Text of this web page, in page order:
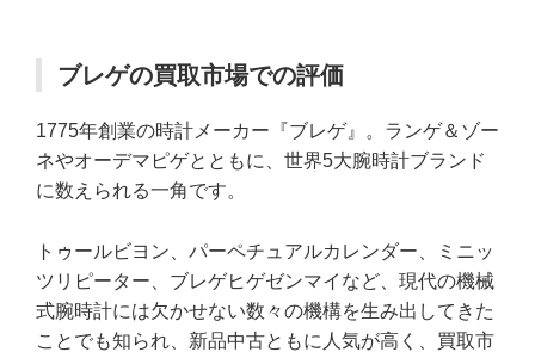
ブレゲの買取市場での評価
1775年創業の時計メーカー『ブレゲ』。ランゲ＆ゾー
ネやオーデマピゲとともに、世界5大腕時計ブランド
に数えられる一角です。
トゥールビヨン、パーペチュアルカレンダー、ミニッ
ツリピーター、ブレゲヒゲゼンマイなど、現代の機械
式腕時計には欠かせない数々の機構を生み出してきた
ことでも知られ、新品中古ともに人気が高く、買取市